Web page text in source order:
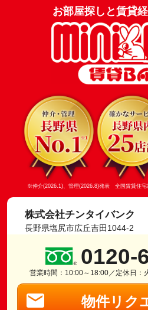
お部屋探しと賃貸
※仲介(2026.1)、管理(2026.8)発表 全国賃貸住宅
株式会社チンタイバンク
長野県塩尻市広丘吉田1044-2
0120-
営業時間：10:00～18:00／定休日：
物件リク